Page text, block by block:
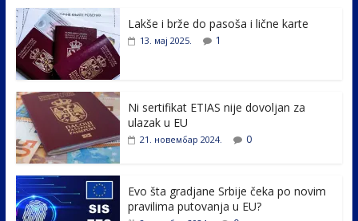
e
b
o
o
k
itt
er e
er ar
e
Lakše i brže do pasoša i lične karte
13. мај 2025. 1
Ni sertifikat ETIAS nije dovoljan za
ulazak u EU
21. новембар 2024. 0
Evo šta gradjane Srbije čeka po novim
pravilima putovanja u EU?